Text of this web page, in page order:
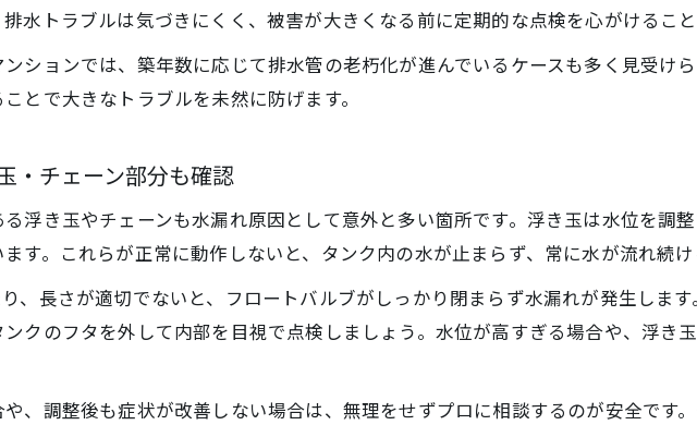
水トラブルは気づきにくく、被害が大きくなる前に定期的な点検を心がけること
ションでは、築年数に応じて排水管の老朽化が進んでいるケースも多く見受け
とで大きなトラブルを未然に防げます。
・チェーン部分も確認
浮き玉やチェーンも水漏れ原因として意外と多い箇所です。浮き玉は水位を調
す。これらが正常に動作しないと、タンク内の水が止まらず、常に水が流れ続
、長さが適切でないと、フロートバルブがしっかり閉まらず水漏れが発生しま
ンクのフタを外して内部を目視で点検しましょう。水位が高すぎる場合や、浮き
、調整後も症状が改善しない場合は、無理をせずプロに相談するのが安全です